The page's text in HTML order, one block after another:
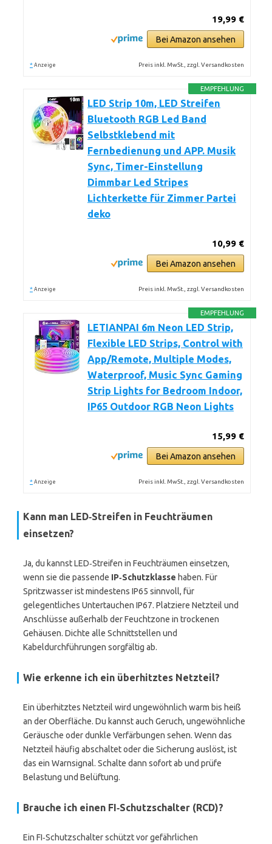
19,99 €
Bei Amazon ansehen
* Anzeige Preis inkl. MwSt., zzgl. Versandkosten
EMPFEHLUNG
LED Strip 10m, LED Streifen
Bluetooth RGB Led Band
Selbstklebend mit
Fernbedienung und APP. Musik
Sync, Timer-Einstellung
Dimmbar Led Stripes
Lichterkette für Zimmer Partei
deko
10,99 €
Bei Amazon ansehen
* Anzeige Preis inkl. MwSt., zzgl. Versandkosten
EMPFEHLUNG
LETIANPAI 6m Neon LED Strip,
Flexible LED Strips, Control with
App/Remote, Multiple Modes,
Waterproof, Music Sync Gaming
Strip Lights for Bedroom Indoor,
IP65 Outdoor RGB Neon Lights
15,99 €
Bei Amazon ansehen
* Anzeige Preis inkl. MwSt., zzgl. Versandkosten
Kann man LED‑Streifen in Feuchträumen
einsetzen?
Ja, du kannst LED‑Streifen in Feuchträumen einsetzen,
wenn sie die passende IP‑Schutzklasse haben. Für
Spritzwasser ist mindestens IP65 sinnvoll, für
gelegentliches Untertauchen IP67. Platziere Netzteil und
Anschlüsse außerhalb der Feuchtzone in trockenen
Gehäusen. Dichte alle Schnittstellen und
Kabeldurchführungen sorgfältig ab.
Wie erkenne ich ein überhitztes Netzteil?
Ein überhitztes Netzteil wird ungewöhnlich warm bis heiß
an der Oberfläche. Du kannst auch Geruch, ungewöhnliche
Geräusche oder dunkle Verfärbungen sehen. Wenn das
Netzteil häufig abschaltet oder die Sicherung auslöst, ist
das ein Warnsignal. Schalte dann sofort ab und prüfe
Belastung und Belüftung.
Brauche ich einen FI‑Schutzschalter (RCD)?
Ein FI‑Schutzschalter schützt vor gefährlichen